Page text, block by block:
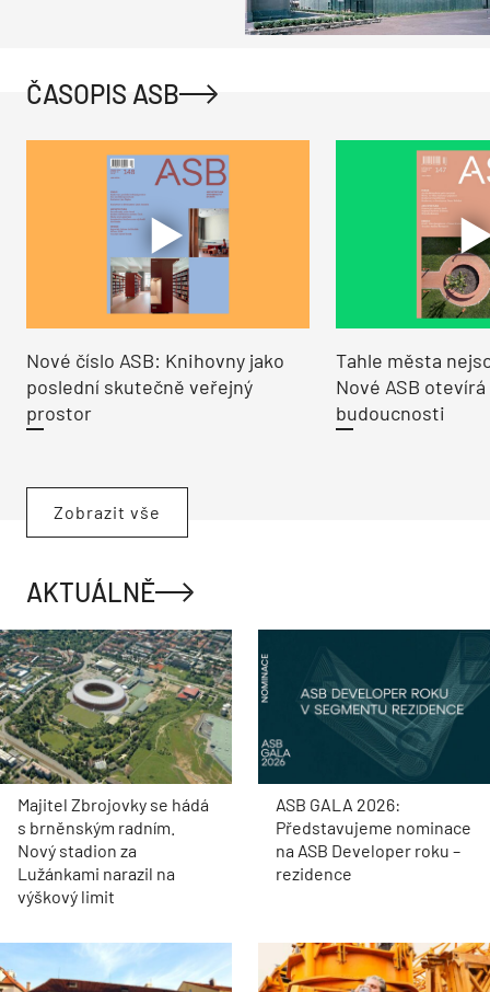
ČASOPIS ASB
Nové číslo ASB: Knihovny jako
poslední skutečně veřejný
prostor
Tahle města
Nové ASB
budoucnosti
Zobrazit vše
AKTUÁLNĚ
Majitel Zbrojovky se hádá
s brněnským radním.
Nový stadion za
Lužánkami narazil na
výškový limit
ASB GALA 2026:
Představujeme nominace
na ASB Developer roku –
rezidence